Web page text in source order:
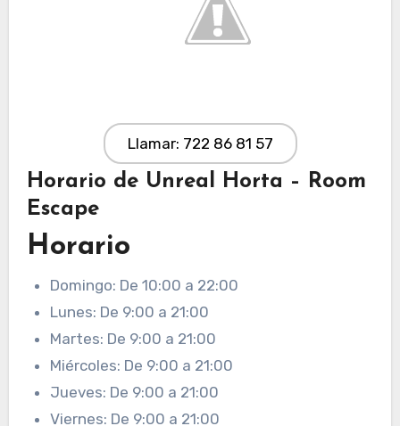
Llamar: 722 86 81 57
Horario de Unreal Horta – Room
Escape
Horario
Domingo: De 10:00 a 22:00
Lunes: De 9:00 a 21:00
Martes: De 9:00 a 21:00
Miércoles: De 9:00 a 21:00
Jueves: De 9:00 a 21:00
Viernes: De 9:00 a 21:00